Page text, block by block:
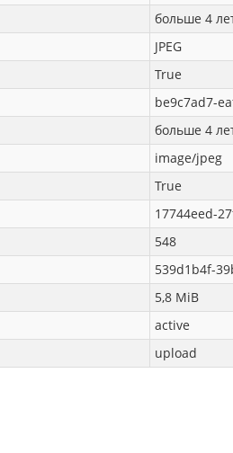
больше 4
JPEG
True
be9c7ad7-
больше 4
image/jpeg
True
17744eed-
548
539d1b4f-
5,8 MiB
active
upload